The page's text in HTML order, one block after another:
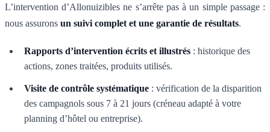
L’intervention d’Allonuizibles ne s’arrête pas à un simple passage :
nous assurons un suivi complet et une garantie de résultats.
Rapports d’intervention écrits et illustrés : historique des
actions, zones traitées, produits utilisés.
Visite de contrôle systématique : vérification de la disparition
des campagnols sous 7 à 21 jours (créneau adapté à votre
planning d’hôtel ou entreprise).